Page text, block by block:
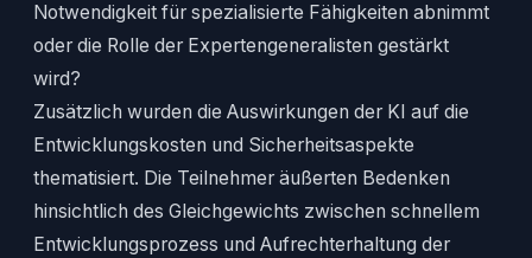
Notwendigkeit für spezialisierte Fähigkeiten abnimmt
oder die Rolle der Expertengeneralisten gestärkt
wird?
Zusätzlich wurden die Auswirkungen der KI auf die
Entwicklungskosten und Sicherheitsaspekte
thematisiert. Die Teilnehmer äußerten Bedenken
hinsichtlich des Gleichgewichts zwischen schnellem
Entwicklungsprozess und Aufrechterhaltung der